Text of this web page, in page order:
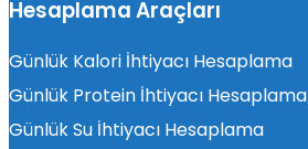
Hesaplama Araçları
Günlük Kalori İhtiyacı Hesaplama
Günlük Protein İhtiyacı Hesaplama
Günlük Su İhtiyacı Hesaplama